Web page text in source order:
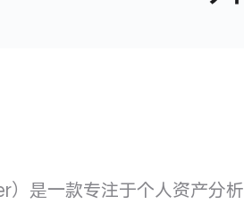
是一款专注于个人资产分